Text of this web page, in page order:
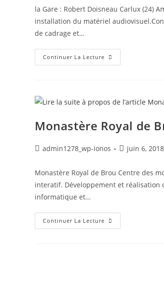
la Gare : Robert Doisneau Carlux (24)
installation du matériel
de cadrage et…
Continuer La Lecture
Monastère Royal de
admin1278_wp-ionos juin 6, 2018
Monastère Royal de Brou Centre des
interatif. Développement et
informatique et…
Continuer La Lecture